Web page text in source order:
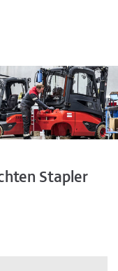
Stapler